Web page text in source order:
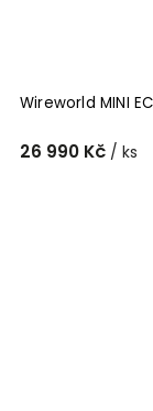
Wireworld MINI
26 990 Kč / ks